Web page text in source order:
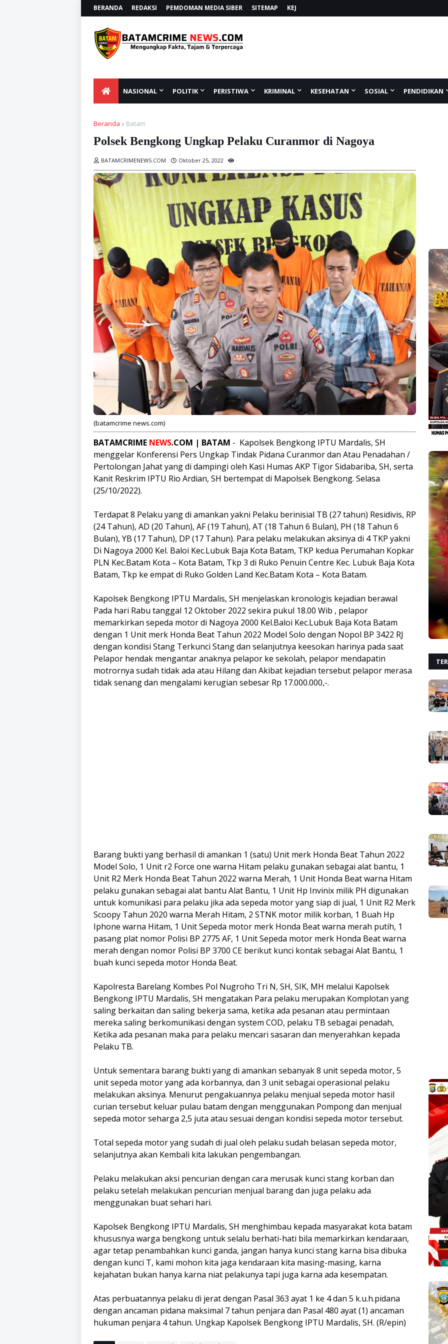
BERANDA REDAKSI PEMDOMAN MEDIA SIBER SITEMAP KEJ
NASIONAL POLITIK PERISTIWA KRIMINAL KESEHATAN SOSIAL PENDIDIKAN
Beranda Batam
Polsek Bengkong Ungkap Pelaku Curanmor di Nagoya
BATAMCRIMENEWS.COM Oktober 25, 2022
(batamcrime news.com)
BATAMCRIME NEWS.COM | BATAM - Kapolsek Bengkong IPTU Mardalis, SH
menggelar Konferensi Pers Ungkap Tindak Pidana Curanmor dan Atau Penadahan /
Pertolongan Jahat yang di dampingi oleh Kasi Humas AKP Tigor Sidabariba, SH, serta
Kanit Reskrim IPTU Rio Ardian, SH bertempat di Mapolsek Bengkong. Selasa
(25/10/2022).
Terdapat 8 Pelaku yang di amankan yakni Pelaku berinisial TB (27 tahun) Residivis, RP
(24 Tahun), AD (20 Tahun), AF (19 Tahun), AT (18 Tahun 6 Bulan), PH (18 Tahun 6
Bulan), YB (17 Tahun), DP (17 Tahun). Para pelaku melakukan aksinya di 4 TKP yakni
Di Nagoya 2000 Kel. Baloi Kec.Lubuk Baja Kota Batam, TKP kedua Perumahan Kopkar
PLN Kec.Batam Kota – Kota Batam, Tkp 3 di Ruko Penuin Centre Kec. Lubuk Baja Kota
Batam, Tkp ke empat di Ruko Golden Land Kec.Batam Kota – Kota Batam.
Kapolsek Bengkong IPTU Mardalis, SH menjelaskan kronologis kejadian berawal
Pada hari Rabu tanggal 12 Oktober 2022 sekira pukul 18.00 Wib , pelapor
memarkirkan sepeda motor di Nagoya 2000 Kel.Baloi Kec.Lubuk Baja Kota Batam
dengan 1 Unit merk Honda Beat Tahun 2022 Model Solo dengan Nopol BP 3422 RJ
dengan kondisi Stang Terkunci Stang dan selanjutnya keesokan harinya pada saat
Pelapor hendak mengantar anaknya pelapor ke sekolah, pelapor mendapatin
motrornya sudah tidak ada atau Hilang dan Akibat kejadian tersebut pelapor merasa
tidak senang dan mengalami kerugian sebesar Rp 17.000.000,-.
Barang bukti yang berhasil di amankan 1 (satu) Unit merk Honda Beat Tahun 2022
Model Solo, 1 Unit r2 Force one warna Hitam pelaku gunakan sebagai alat bantu, 1
Unit R2 Merk Honda Beat Tahun 2022 warna Merah, 1 Unit Honda Beat warna Hitam
pelaku gunakan sebagai alat bantu Alat Bantu, 1 Unit Hp Invinix milik PH digunakan
untuk komunikasi para pelaku jika ada sepeda motor yang siap di jual, 1 Unit R2 Merk
Scoopy Tahun 2020 warna Merah Hitam, 2 STNK motor milik korban, 1 Buah Hp
Iphone warna Hitam, 1 Unit Sepeda motor merk Honda Beat warna merah putih, 1
pasang plat nomor Polisi BP 2775 AF, 1 Unit Sepeda motor merk Honda Beat warna
merah dengan nomor Polisi BP 3700 CE berikut kunci kontak sebagai Alat Bantu, 1
buah kunci sepeda motor Honda Beat.
Kapolresta Barelang Kombes Pol Nugroho Tri N, SH, SIK, MH melalui Kapolsek
Bengkong IPTU Mardalis, SH mengatakan Para pelaku merupakan Komplotan yang
saling berkaitan dan saling bekerja sama, ketika ada pesanan atau permintaan
mereka saling berkomunikasi dengan system COD, pelaku TB sebagai penadah,
Ketika ada pesanan maka para pelaku mencari sasaran dan menyerahkan kepada
Pelaku TB.
Untuk sementara barang bukti yang di amankan sebanyak 8 unit sepeda motor, 5
unit sepeda motor yang ada korbannya, dan 3 unit sebagai operasional pelaku
melakukan aksinya. Menurut pengakuannya pelaku menjual sepeda motor hasil
curian tersebut keluar pulau batam dengan menggunakan Pompong dan menjual
sepeda motor seharga 2,5 juta atau sesuai dengan kondisi sepeda motor tersebut.
Total sepeda motor yang sudah di jual oleh pelaku sudah belasan sepeda motor,
selanjutnya akan Kembali kita lakukan pengembangan.
Pelaku melakukan aksi pencurian dengan cara merusak kunci stang korban dan
pelaku setelah melakukan pencurian menjual barang dan juga pelaku ada
menggunakan buat sehari hari.
Kapolsek Bengkong IPTU Mardalis, SH menghimbau kepada masyarakat kota batam
khususnya warga bengkong untuk selalu berhati-hati bila memarkirkan kendaraan,
agar tetap penambahkan kunci ganda, jangan hanya kunci stang karna bisa dibuka
dengan kunci T, kami mohon kita jaga kendaraan kita masing-masing, karna
kejahatan bukan hanya karna niat pelakunya tapi juga karna ada kesempatan.
Atas perbuatannya pelaku di jerat dengan Pasal 363 ayat 1 ke 4 dan 5 k.u.h.pidana
dengan ancaman pidana maksimal 7 tahun penjara dan Pasal 480 ayat (1) ancaman
hukuman penjara 4 tahun. Ungkap Kapolsek Bengkong IPTU Mardalis, SH. (R/epin)